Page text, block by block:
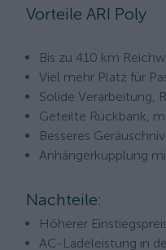
Vorteile ARI Poly
Bis zu 410 km
Viel mehr Platz für
Solide Verarbeitung,
Geteilte Rückbank,
Besseres
Anhängerkupplung
Nachteile:
Höherer
AC-Ladeleistung in